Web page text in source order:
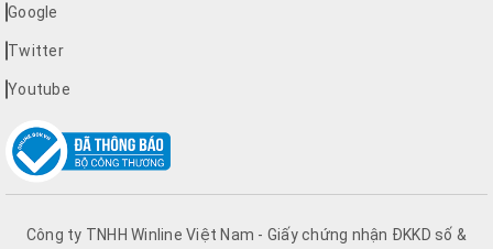
Google
Twitter
Youtube
Công ty TNHH Winline Việt Nam - Giấy chứng nhận ĐKKD số &